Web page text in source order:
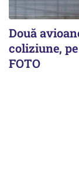
Două
coliziune,
FOTO